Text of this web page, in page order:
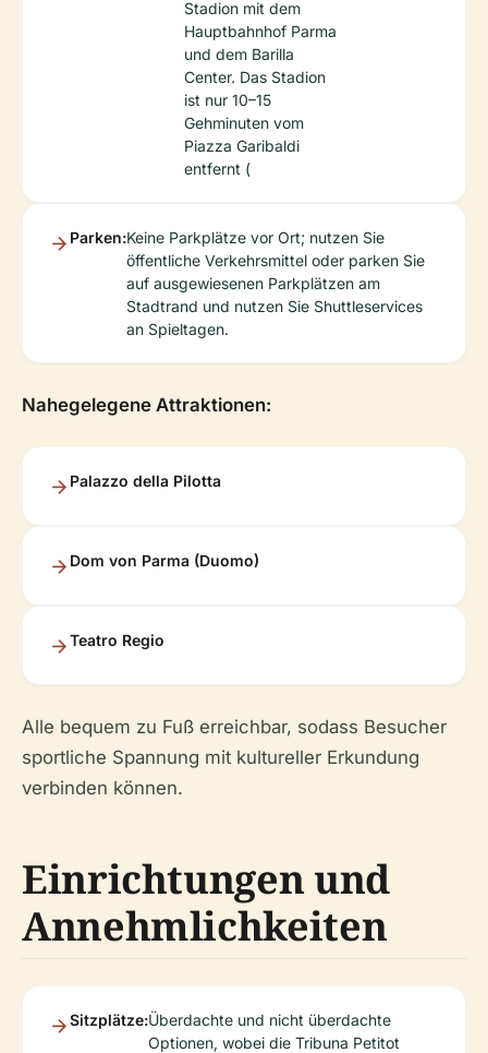
Stadion mit dem
Hauptbahnhof Parma
und dem Barilla
Center. Das Stadion
ist nur 10–15
Gehminuten vom
Piazza Garibaldi
entfernt (
Parken:Keine Parkplätze vor Ort; nutzen Sie
öffentliche Verkehrsmittel oder parken Sie
auf ausgewiesenen Parkplätzen am
Stadtrand und nutzen Sie Shuttleservices
an Spieltagen.
Nahegelegene Attraktionen:
Palazzo della Pilotta
Dom von Parma (Duomo)
Teatro Regio
Alle bequem zu Fuß erreichbar, sodass Besucher
sportliche Spannung mit kultureller Erkundung
verbinden können.
Einrichtungen und
Annehmlichkeiten
Sitzplätze:Überdachte und nicht überdachte
Optionen, wobei die Tribuna Petitot